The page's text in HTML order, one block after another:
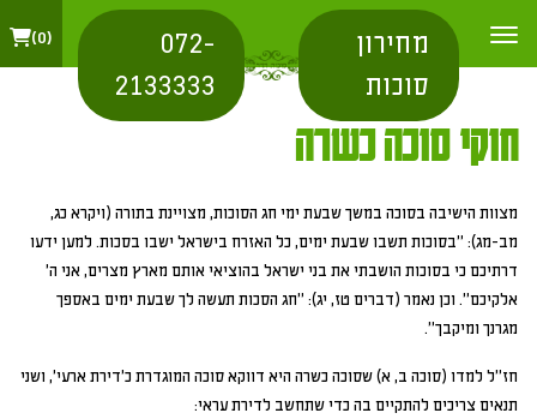
מחירון
סוכות
072-
2133333
0
חוקי סוכה כשרה
מצוות הישיבה בסוכה במשך שבעת ימי חג הסוכות, מצויינת בתורה (ויקרא כג,
מב-מג): "בסוכות תשבו שבעת ימים, כל האזרח בישראל ישבו בסכות. למען ידעו
דרתיכם כי בסוכות הושבתי את בני ישראל בהוציאי אותם מארץ מצרים, אני ה'
אלקיכם". וכן נאמר (דברים טז, יג): "חג הסכות תעשה לך שבעת ימים באספך
מגרנך ומיקבך".
חז"ל למדו (סוכה ב, א) שסוכה כשרה היא דווקא סוכה המוגדרת כ'דירת ארעי', ושני
תנאים צריכים להתקיים בה כדי שתחשב לדירת עראי: